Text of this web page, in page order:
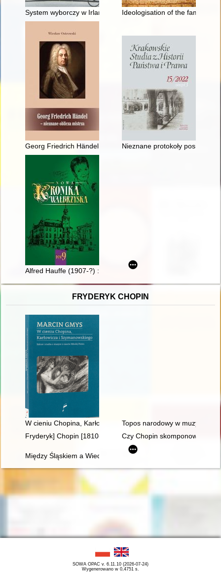
System wyborczy w Irlandii : specyfika i wpływ na procesy
Ideologisation of the family in
Georg Friedrich Händel : nieznane oblicza mistrza
Nieznane protokoły
Alfred Hauffe (1907-?) : epizody z życia mieszkańca regionu
FRYDERYK CHOPIN
W cieniu Chopina, Karłowicza i Szymanowskiego : szkice i
Topos narodowy w muzyce
Fryderyk] Chopin [1810-1849] i George Sand [1804-1876]
Czy Chopin skomponował
Między Śląskiem a Wiedniem. Księga jubileuszowa z okazji
SOWA OPAC v. 6.11.10 (2026-07-24)
Wygenerowano w 0,4751 s.